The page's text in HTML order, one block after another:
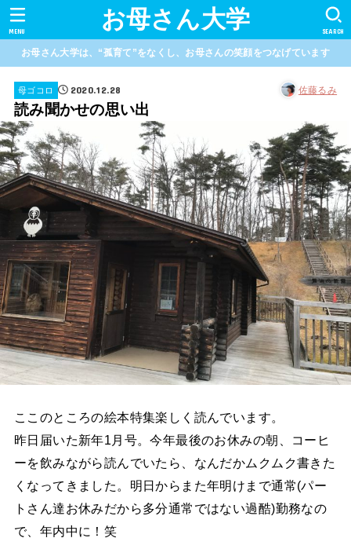
お母さん大学 SEARCH
MENU
お母さん大学は、“孤育て”をなくし、お母さんの笑顔をつなげています
母ゴコロ 2020.12.28 佐藤るみ
読み聞かせの思い出
ここのところの絵本特集楽しく読んでいます。
昨日届いた新年1月号。今年最後のお休みの朝、コーヒ
ーを飲みながら読んでいたら、なんだかムクムク書きた
くなってきました。明日からまた年明けまで通常(パー
トさん達お休みだから多分通常ではない過酷)勤務なの
で、年内中に！笑